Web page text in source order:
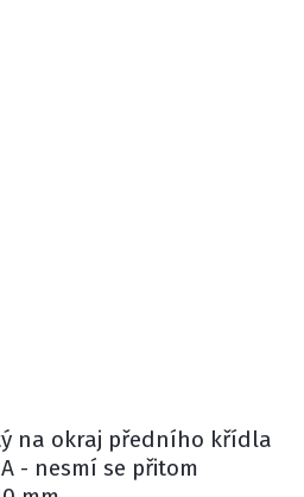
na okraj předního křídla
- nesmí se přitom